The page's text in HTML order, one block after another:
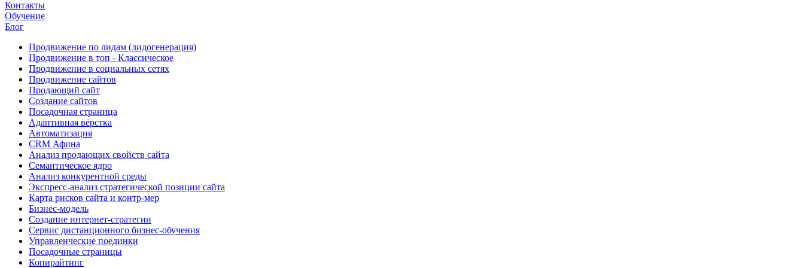
Контакты
Обучение
Блог
Продвижение по лидам (лидогенерация)
Продвижение в топ - Классическое
Продвижение в социальных сетях
Продвижение сайтов
Продающий сайт
Создание сайтов
Посадочная страница
Адаптивная вёрстка
Автоматизация
CRM Афина
Анализ продающих свойств сайта
Семантическое ядро
Анализ конкурентной среды
Экспресс-анализ стратегической позиции сайта
Карта рисков сайта и контр-мер
Бизнес-модель
Создание интернет-стратегии
Сервис дистанционного бизнес-обучения
Управленческие поединки
Посадочные страницы
Копирайтинг